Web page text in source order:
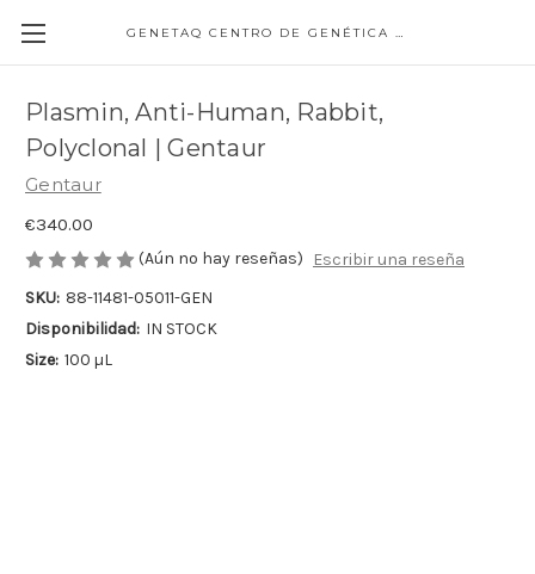
GENETAQ CENTRO DE GENÉTICA MOLECULAR
Plasmin, Anti-Human, Rabbit,
Polyclonal | Gentaur
Gentaur
€340.00
(Aún no hay reseñas)
Escribir una reseña
SKU: 88-11481-05011-GEN
Disponibilidad: IN STOCK
Size: 100 µL